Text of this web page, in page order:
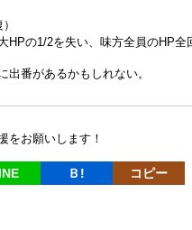
HPの1/2を失い、味方全員のHP全
出番があるかもしれない。
をお願いします！
Ｂ! コピー